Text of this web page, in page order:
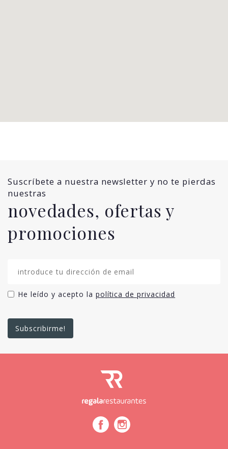
Suscríbete a nuestra newsletter y no te pierdas
nuestras
novedades, ofertas y
promociones
He leído y acepto la política de privacidad